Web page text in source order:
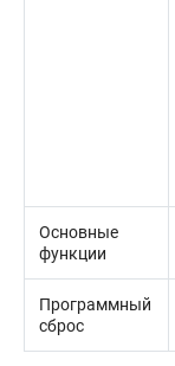
Основные
функции
Программный
сброс